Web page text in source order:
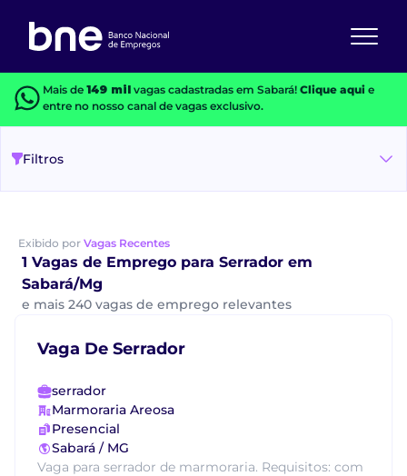
Mais de 149 milvagas cadastradas em Sabará! Clique aquie
entre no nosso canal de vagas exclusivo.
Filtros
Exibido por Vagas Recentes
1 Vagas de Emprego para Serrador em
Sabará/Mg
e mais 240 vagas de emprego relevantes
Vaga De Serrador
serrador
Marmoraria Areosa
Presencial
Sabará / MG
Vaga para serrador de marmoraria. Requisitos: com